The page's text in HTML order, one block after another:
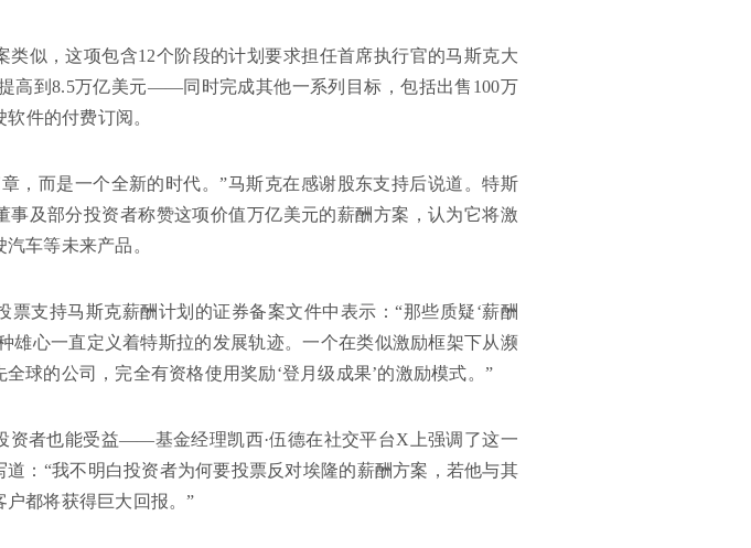
类似，这项包含12个阶段的计划要求担任首席执行官的马斯克大
高到8.5万亿美元——同时完成其他一系列目标，包括出售100万
件的付费订阅。
，而是一个全新的时代。”马斯克在感谢股东支持后说道。特斯
及部分投资者称赞这项价值万亿美元的薪酬方案，认为它将激
车等未来产品。
支持马斯克薪酬计划的证券备案文件中表示：“那些质疑‘薪酬
雄心一直定义着特斯拉的发展轨迹。一个在类似激励框架下从濒
球的公司，完全有资格使用奖励‘登月级成果’的激励模式。”
资者也能受益——基金经理凯西·伍德在社交平台X上强调了这一
：“我不明白投资者为何要投票反对埃隆的薪酬方案，若他与其
都将获得巨大回报。”